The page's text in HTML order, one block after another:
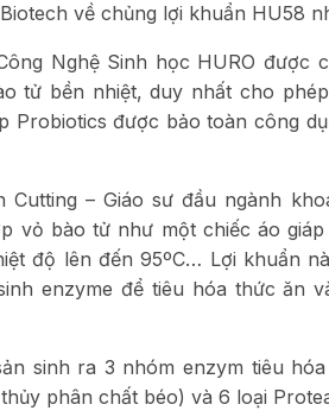
về chủng lợi khuẩn HU58
Nghệ Sinh học HURO
tử bền nhiệt, duy nhất cho
Probiotics được bảo toàn công
Cutting – Giáo sư đầu ngành
vỏ bào tử như một chiếc áo
độ lên đến 95ºC… Lợi khuẩn
enzyme để tiêu hóa thức ăn
sinh ra 3 nhóm enzym tiêu
phân chất béo) và 6 loại